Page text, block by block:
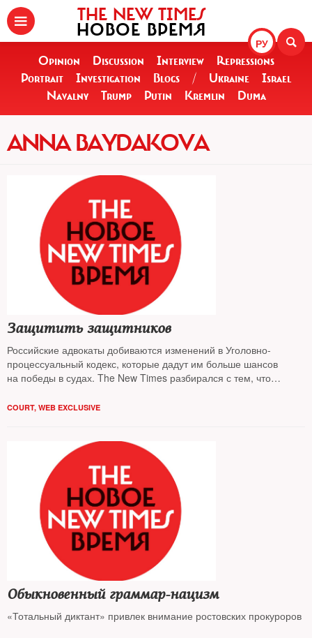
РУ
THE NEW TIMES
НОВОЕ ВРЕМЯ
Opinion Discussion Interview
Repressions
Portrait
Investigation Blogs / Ukraine
Israel
Navalny
Trump Putin Kremlin Duma
ANNA BAYDAKOVA
Защитить защитников
Российские адвокаты добиваются изменений в Уголовно-
процессуальный кодекс, которые дадут им больше шансов
на победы в судах. The New Times разбирался с тем, что
COURT, WEB EXCLUSIVE
Обыкновенный граммар-нацизм
«Тотальный диктант» привлек внимание ростовских прокуроров